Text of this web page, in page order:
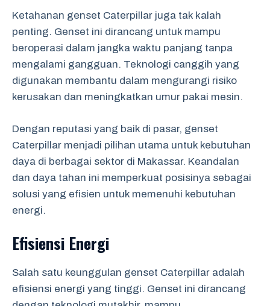
Ketahanan genset Caterpillar juga tak kalah
penting. Genset ini dirancang untuk mampu
beroperasi dalam jangka waktu panjang tanpa
mengalami gangguan. Teknologi canggih yang
digunakan membantu dalam mengurangi risiko
kerusakan dan meningkatkan umur pakai mesin.
Dengan reputasi yang baik di pasar, genset
Caterpillar menjadi pilihan utama untuk kebutuhan
daya di berbagai sektor di Makassar. Keandalan
dan daya tahan ini memperkuat posisinya sebagai
solusi yang efisien untuk memenuhi kebutuhan
energi.
Efisiensi Energi
Salah satu keunggulan genset Caterpillar adalah
efisiensi energi yang tinggi. Genset ini dirancang